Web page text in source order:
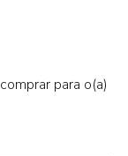
para o(a)